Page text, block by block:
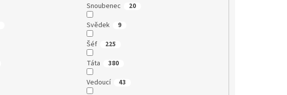
Snoubenec 20
Svědek 9
Šéf 225
Táta 380
Vedoucí 43